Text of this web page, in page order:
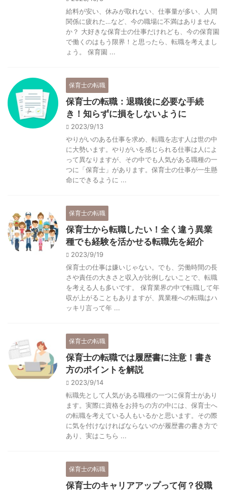
給料が安い、休みが取れない、仕事量が多い、人間
関係に疲れた…など、今の職場に不満はありません
か？ 大好きな保育士の仕事だけれども、今の保育園
で働くのはもう限界！と思ったら、転職を考えまし
ょう。 保育園 ...
保育士の転職
保育士の転職：退職後に必要な手続
き！知らずに損をしないように
2023/9/13
やりがいのある仕事を求め、転職を志す人は世の中
に大勢います。やりがいを感じられる仕事は人によ
って異なりますが、その中でも人気がある職種の一
つに「保育士」があります。保育士の仕事が一生懸
命にできるように ...
保育士の転職
保育士から転職したい！全く違う異業
種でも経験を活かせる転職先を紹介
2023/9/19
保育士の仕事は嫌いじゃない。でも、労働時間の長
さや責任の大きさと収入が比例しないことで、転職
を考える人も多いです。 保育業界の中で転職して年
収が上がることもありますが、異業種への転職はハ
ッキリ言って年 ...
保育士の転職
保育士の転職では履歴書に注意！書き
方のポイントを解説
2023/9/14
転職先として人気がある職種の一つに保育士があり
ます。実際に資格をお持ちの方の中には、保育士へ
の転職を考えている人もいるかと思います。その際
に気を付けなければならないのが履歴書の書き方で
あり、実はこちら ...
保育士の転職
保育士のキャリアアップって何？役職